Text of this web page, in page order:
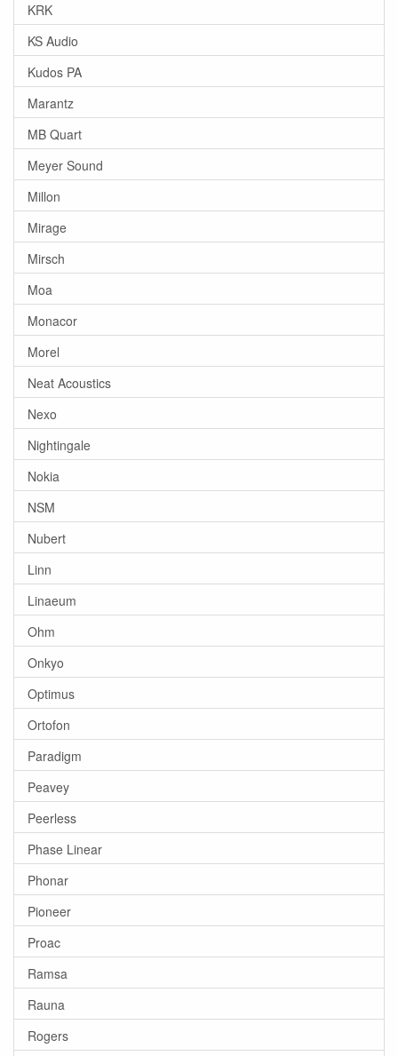
KRK
KS Audio
Kudos PA
Marantz
MB Quart
Meyer Sound
Millon
Mirage
Mirsch
Moa
Monacor
Morel
Neat Acoustics
Nexo
Nightingale
Nokia
NSM
Nubert
Linn
Linaeum
Ohm
Onkyo
Optimus
Ortofon
Paradigm
Peavey
Peerless
Phase Linear
Phonar
Pioneer
Proac
Ramsa
Rauna
Rogers